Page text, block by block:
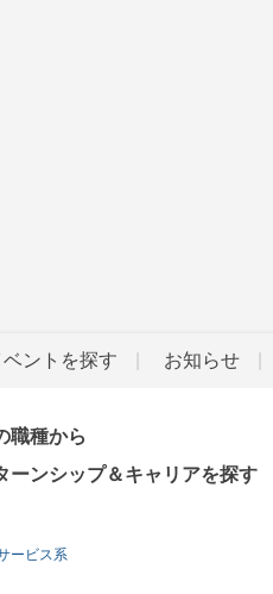
ベントを探す お知らせ
職種から
ーンシップ＆キャリアを探す
ービス系